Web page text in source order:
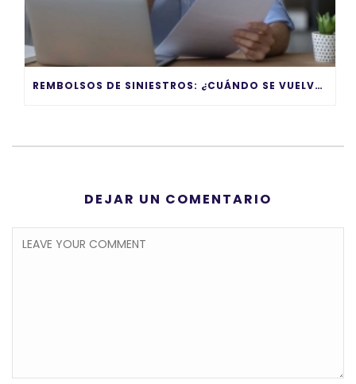
REMBOLSOS DE SINIESTROS: ¿CUÁNDO SE VUELVEN UN PROBLEMA?
DEJAR UN COMENTARIO